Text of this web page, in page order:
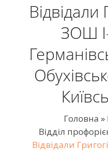
Відвідали
ЗОШ I-
Головна »
Відділ
Відвідали